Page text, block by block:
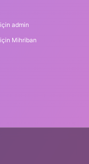
için admin
için Mihriban